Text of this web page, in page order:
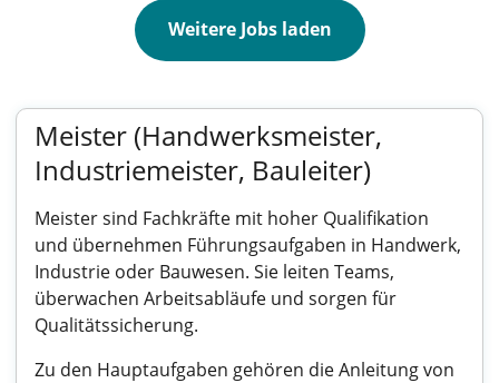
Weitere Jobs laden
Meister (Handwerksmeister,
Industriemeister, Bauleiter)
Meister sind Fachkräfte mit hoher Qualifikation
und übernehmen Führungsaufgaben in Handwerk,
Industrie oder Bauwesen. Sie leiten Teams,
überwachen Arbeitsabläufe und sorgen für
Qualitätssicherung.
Zu den Hauptaufgaben gehören die Anleitung von